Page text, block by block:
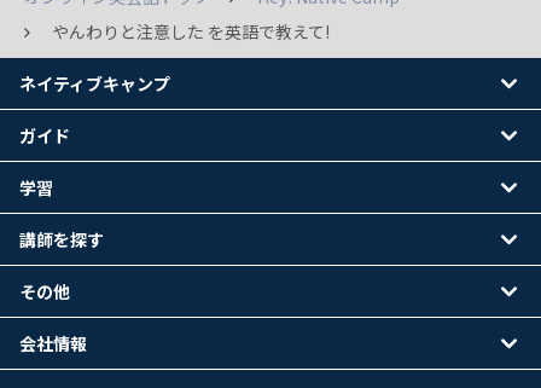
やんわりと注意した を英語で教えて!
ネイティブキャンプ
ガイド
学習
講師を探す
その他
会社情報